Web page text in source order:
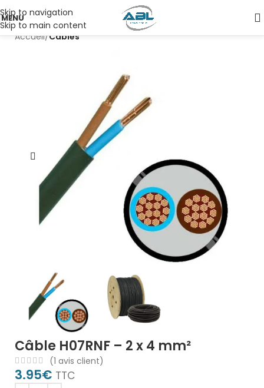
Skip to navigation
Skip to main content
MENU
Accueil Câbles
Câble H07RNF – 2 x 4 mm²
(1 avis client)
3.95€ TTC